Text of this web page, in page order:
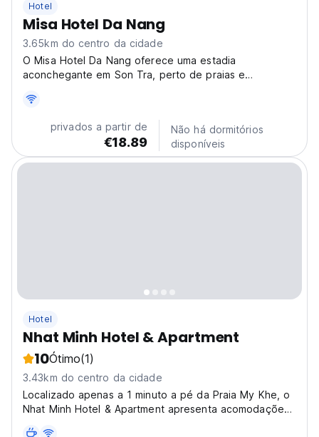
Hotel
Misa Hotel Da Nang
3.65km do centro da cidade
O Misa Hotel Da Nang oferece uma estadia
aconchegante em Son Tra, perto de praias e
uma localização privilegiada para explorar Da Nang.
(Auto-translated from original language)
privados a partir de
€18.89
Não há dormitórios
disponíveis
Hotel
Nhat Minh Hotel & Apartment
10Ótimo(1)
3.43km do centro da cidade
Localizado apenas a 1 minuto a pé da Praia My Khe, o
Nhat Minh Hotel & Apartment apresenta acomodações